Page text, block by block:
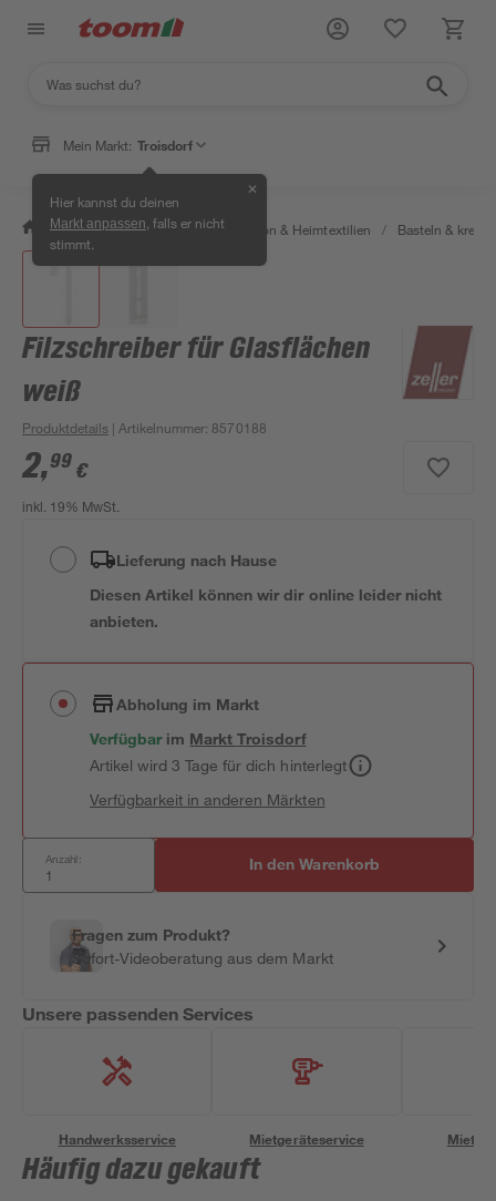
Mein Markt: Troisdorf
Hier kannst du deinen
Markt anpassen , falls er nicht
stimmt.
✕
/ Wohnen & Haushalt / Dekoration & Heimtextilien / Basteln &
Filzschreiber für Glasflächen
weiß
Produktdetails | Artikelnummer: 8570188
2,99 €
inkl. 19% MwSt.
Lieferung nach Hause
Diesen Artikel können wir dir online leider nicht
anbieten.
Abholung im Markt
Verfügbar im MarktTroisdorf
Artikel wird 3 Tage für dich hinterlegt
Verfügbarkeit in anderen Märkten
Anzahl: In den Warenkorb
Fragen zum Produkt?
Sofort-Videoberatung aus dem Markt
Unsere passenden Services
Handwerksservice Mietgeräteservice
Häufig dazu gekauft